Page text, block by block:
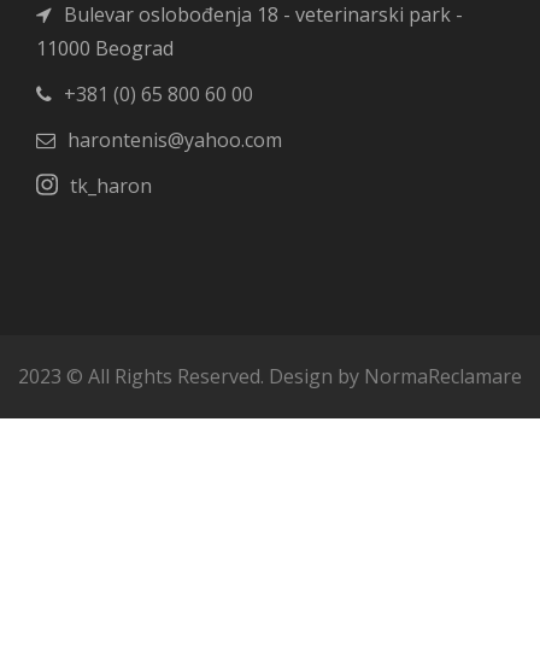
Bulevar oslobođenja 18 - veterinarski park -
11000 Beograd
+381 (0) 65 800 60 00
harontenis@yahoo.com
tk_haron
2023 © All Rights Reserved. Design by NormaReclamare